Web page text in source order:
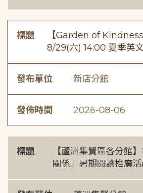
標題
【Garden of Kindness
8/29(六) 14:00 夏季英
發布單位 新店分館
發佈時間 2026-08-06
標題
【蘆洲集賢區各分館
關係」暑期閱讀推廣